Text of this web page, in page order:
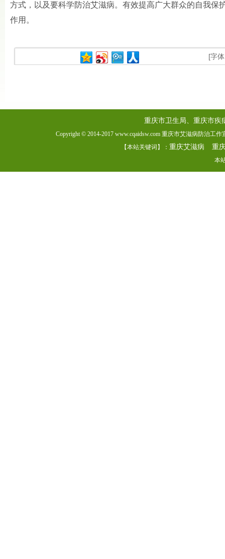
方式，以及要科学防治艾滋病。有效提高广大群众的自我保
作用。
[字
重庆市卫生局、重庆市疾
Copyright © 2014-2017 www.cqaidsw.com 重庆市艾滋病防治工
【本站关键词】： 重庆艾滋病 重
本